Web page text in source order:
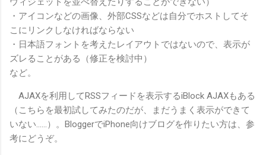
・アイコンなどの画像、外部CSSなどは自分でホストしてそ
こにリンクしなければならない
・日本語フォントを考えたレイアウトではないので、表示が
ズレることがある（修正を検討中）
など。
AJAXを利用してRSSフィードを表示するiBlock AJAXもある
（こちらを最初試してみたのだが、まだうまく表示ができて
いない……）。BloggerでiPhone向けブログを作りたい方は、参
考にどうぞ。